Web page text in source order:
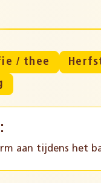
/ thee
aan tijdens het